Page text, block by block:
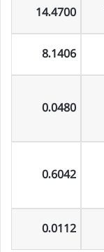
14.4700
8.1406
0.0480
0.6042
0.0112